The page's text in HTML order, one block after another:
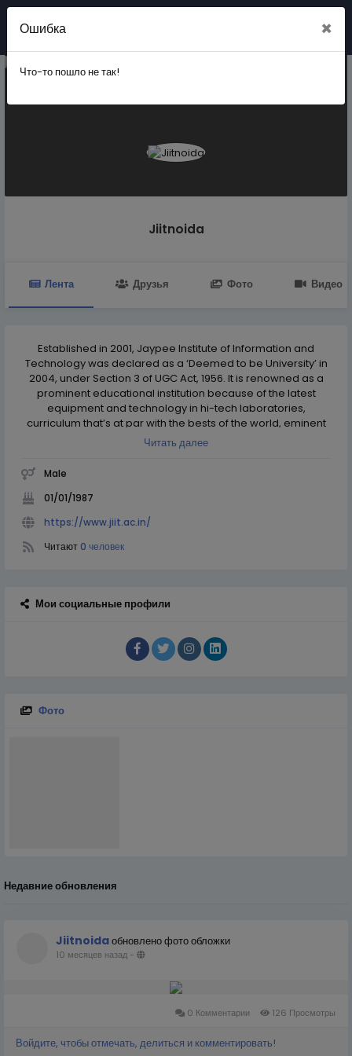
Jiitnoida
Лента Друзья Фото Видео
Established in 2001, Jaypee Institute of Information and
Technology was declared as a ‘Deemed to be University’ in
2004, under Section 3 of UGC Act, 1956. It is renowned as a
prominent educational institution because of the latest
equipment and technology in hi-tech laboratories,
curriculum that’s at par with the bests of the world, eminent
faculty and sprawling infrastructure. Learning is a
pleasurable adventure in this house of learning.
Читать далее
Male
01/01/1987
https://www.jiit.ac.in/
Читают 0 человек
Мои социальные профили
Фото
Недавние обновления
Jiitnoidaобновлено фото обложки
10 месяцев назад -
0 Комментарии 126 Просмотры
Войдите, чтобы отмечать, делиться и комментировать!
Ошибка ×
Что-то пошло не так!